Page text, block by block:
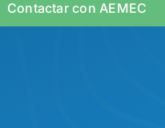
Contactar con AEMEC